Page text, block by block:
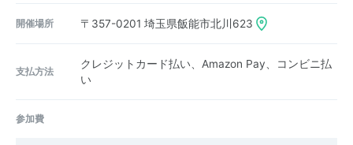
開催場所 〒357-0201 埼玉県飯能市北川623
支払方法
クレジットカード払い、Amazon Pay、コンビニ払
い
参加費